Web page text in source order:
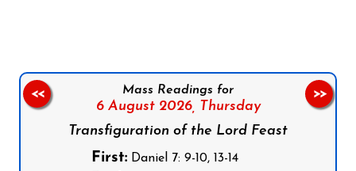
Mass Readings for
6 August 2026,
Thursday
Transfiguration of the Lord Feast
First:Daniel 7: 9-10, 13-14
<< >>